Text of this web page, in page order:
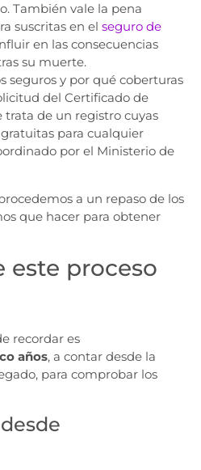
También vale la pena
suscritas en el seguro de
en las consecuencias
su muerte.
seguros y por qué coberturas
del Certificado de
trata de un registro cuyas
para cualquier
por el Ministerio de
a un repaso de los
que hacer para obtener
este proceso
recordar es
años, a contar desde la
para comprobar los